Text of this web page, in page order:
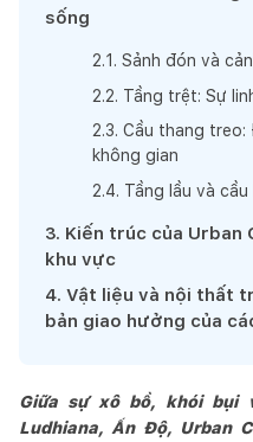
sống
2.1 . Sảnh đón và
2.2. Tầng trệt: Sự
2.3. Cầu thang treo:
không gian
2.4. Tầng lầu và cầu
3. Kiến trúc của Urban
khu vực
4. Vật liệu và nội thất
bản giao hưởng của
Giữa sự xô bồ, khói bụi
Ludhiana, Ấn Độ, Urban